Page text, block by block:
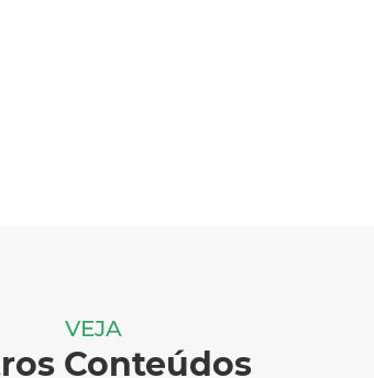
VEJA
Conteúdos